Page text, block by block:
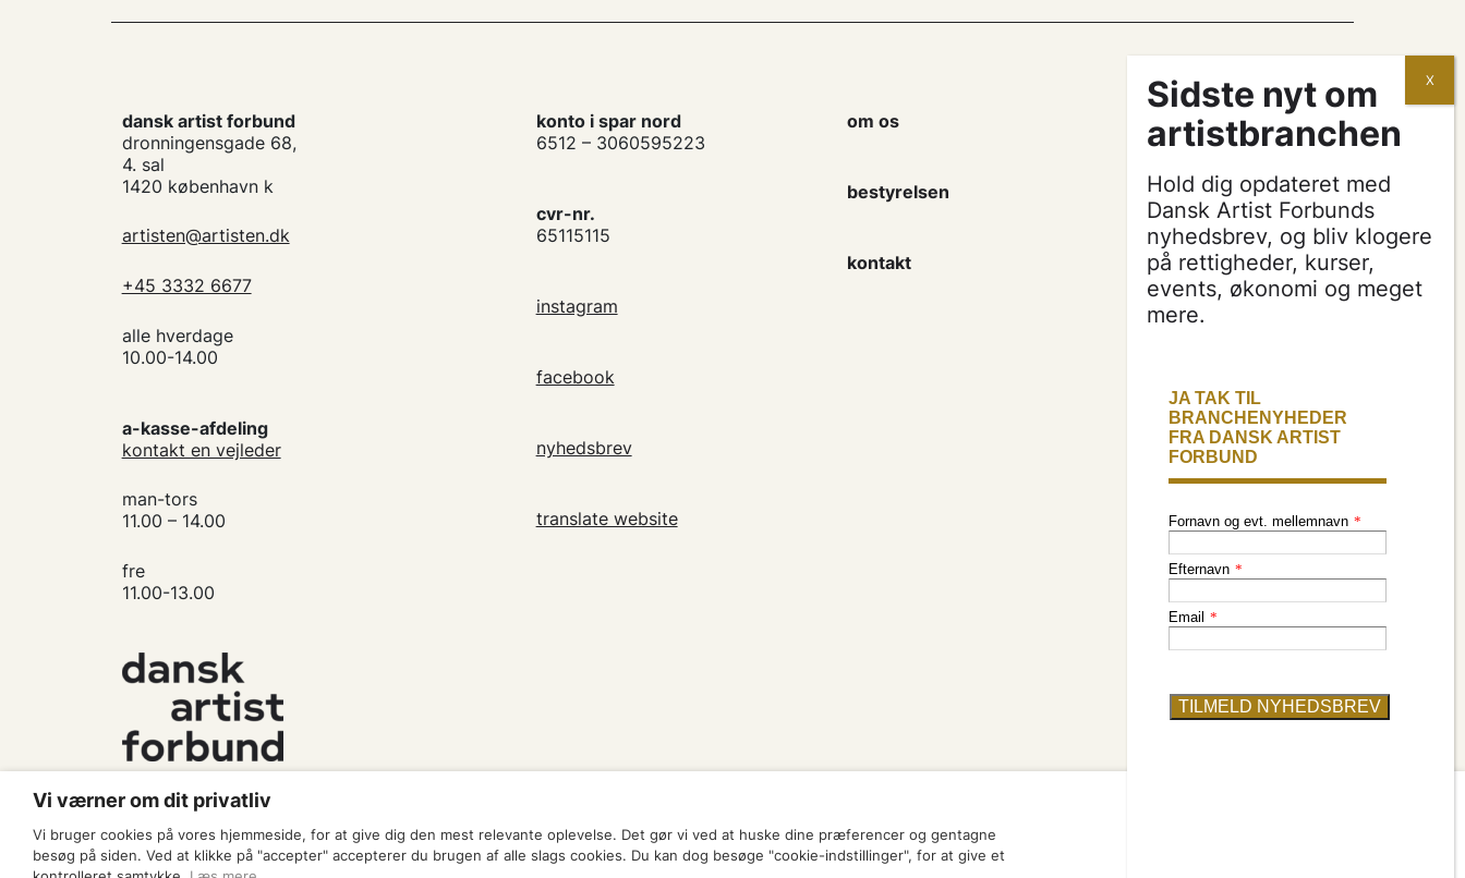
dansk artist forbund
dronningensgade 68,
4. sal
1420 københavn k
artisten@artisten.dk
+45 3332 6677
alle hverdage
10.00-14.00
a-kasse-afdeling
kontakt en vejleder
man-tors
11.00 – 14.00
fre
11.00-13.00
konto i spar nord
6512 – 3060595223
cvr-nr.
65115115
instagram
facebook
nyhedsbrev
translate website
om os
bestyrelsen
kontakt
kontrakter og aftaler
søg tilskud
presse & logo
bliv medlem
Hold dig opdateret med
Dansk Artist Forbunds
nyhedsbrev, og bliv klogere
på rettigheder, kurser,
events, økonomi og meget
mere.
Vi værner om dit privatliv
Vi bruger cookies på vores hjemmeside, for at give dig den mest relevante oplevelse. Det gør vi ved at huske dine præferencer og gentagne
besøg på siden. Ved at klikke på "accepter" accepterer du brugen af alle slags cookies. Du kan dog besøge "cookie-indstillinger", for at give et